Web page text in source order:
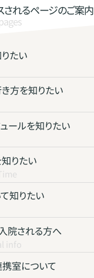
されるページのご案内
たい
方を知りたい
ールを知りたい
りたい
知りたい
院される方へ
info
室について